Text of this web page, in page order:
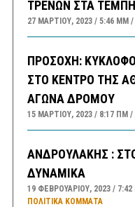
ΤΡΕΝΩΝ ΣΤΑ ΤΕΜΠΗ
27 ΜΑΡΤΊΟΥ, 2023 5:46 ΜΜ
ΠΡΟΣΟΧΗ:
ΣΤΟ ΚΕΝΤΡΟ ΤΗΣ
ΑΓΩΝΑ ΔΡΟΜΟΥ
15 ΜΑΡΤΊΟΥ, 2023 8:17 ΠΜ
ΑΝΔΡΟΥΛΑΚΗΣ :
ΔΥΝΑΜΙΚΑ
19 ΦΕΒΡΟΥΑΡΊΟΥ, 2023 7:42
ΠΟΛΙΤΙΚΆ ΚΌΜΜΑΤΑ